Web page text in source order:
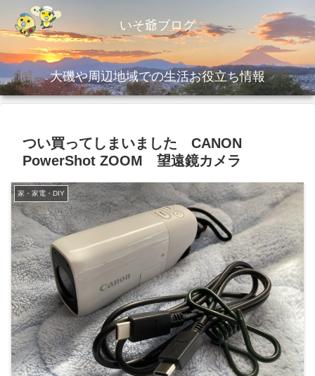
いそ爺ブログ
大磯や周辺地域での生活お役立ち情報
つい買ってしまいました CANON
PowerShot ZOOM 望遠鏡カメラ
家・家電・DIY